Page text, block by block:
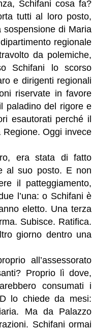
Schifani cosa fa?
tutti al loro posto,
di Maria
regionale
da polemiche,
Schifani lo scorso
e dirigenti regionali
riservate in favore
paladino del rigore e
esautorati perché il
Oggi invece
era stata di fatto
al suo posto. E non
il patteggiamento,
l’una: o Schifani è
eletto. Una terza
Subisce. Ratifica.
giorno dentro una
all’assessorato
Proprio lì dove,
consumati i
lo chiede da mesi:
Ma da Palazzo
Schifani ormai